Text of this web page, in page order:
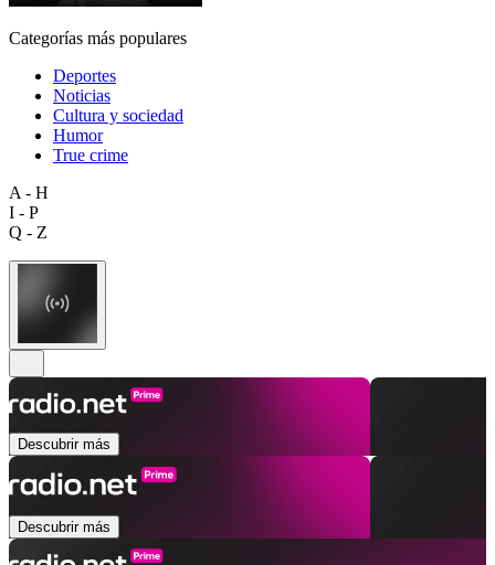
Categorías más populares
Deportes
Noticias
Cultura y sociedad
Humor
True crime
A - H
I - P
Q - Z
Descubrir más
Descubrir más